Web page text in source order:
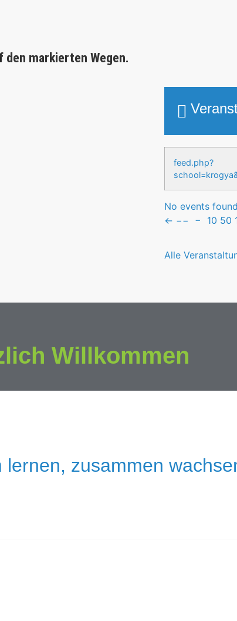
den markierten Wegen.
feed.php?
No events
← −− − 10 50
Alle
Willkommen
lernen, zusammen